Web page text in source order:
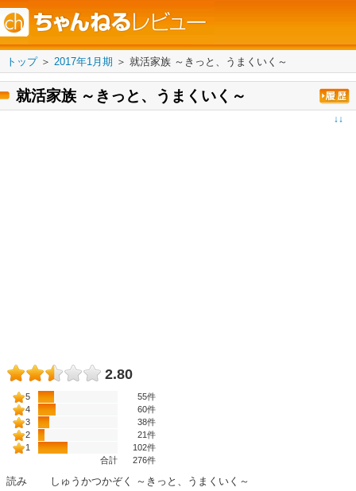
トップ＞ 2017年1月期 ＞ 就活家族 ～きっと、うまくいく～
就活家族 ～きっと、うまくいく～
↓↓
2.80
5
55件
4
60件
3
38件
2
21件
1
102件
合計
276件
読み
しゅうかつかぞく ～きっと、うまくいく～